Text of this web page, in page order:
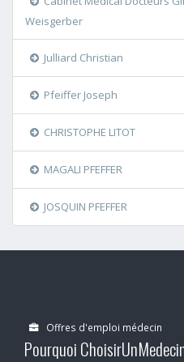
Weisgerber
Julliard Christian
Pfeiffer Joseph
CHRISTOPHE LITOT
MAGALI PFEFFER
JOSQUIN PFEFFER
Offres d'emploi médecin
Pourquoi